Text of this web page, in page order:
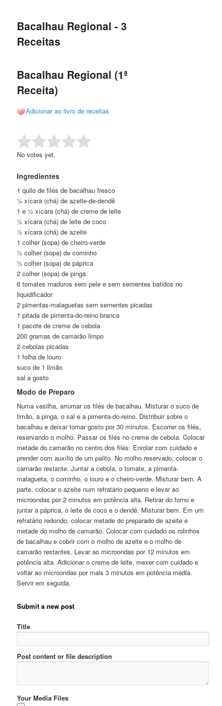
conteúdo
conteúdo
Bacalhau Regional - 3
Receitas
Bacalhau Regional (1ª
Receita)
Adicionar ao livro de receitas
Rate this item: Submit Rating
No votes yet.
Ingredientes
1 quilo de filés de bacalhau fresco
¼ xícara (chá) de azeite-de-dendê
1 e ½ xícara (chá) de creme de leite
½ xícara (chá) de leite de coco
½ xícara (chá) de azeite
1 colher (sopa) de cheiro-verde
½ colher (sopa) de cominho
½ colher (sopa) de páprica
2 colher (sopa) de pinga
6 tomates maduros sem pele e sem sementes batidos no
liquidificador
2 pimentas-malaguetas sem sementes picadas
1 pitada de pimenta-do-reino branca
1 pacote de creme de cebola
200 gramas de camarão limpo
2 cebolas picadas
1 folha de louro
suco de 1 limão
sal a gosto
Modo de Preparo
Numa vasilha, arrumar os filés de bacalhau. Misturar o suco de
limão, a pinga, o sal e a pimenta-do-reino. Distribuir sobre o
bacalhau e deixar tomar gosto por 30 minutos. Escorrer os filés,
reservando o molho. Passar os filés no creme de cebola. Colocar
metade do camarão no centro dos filés. Enrolar com cuidado e
prender com auxílio de um palito. No molho reservado, colocar o
camarão restante. Juntar a cebola, o tomate, a pimenta-
malagueta, o cominho, o louro e o cheiro-verde. Misturar bem. A
parte, colocar o azeite num refratário pequeno e levar ao
microondas por 2 minutos em potência alta. Retirar do forno e
juntar a páprica, o leite de coco e o dendê. Misturar bem. Em um
refratário redondo, colocar metade do preparado de azeite e
metade do molho de camarão. Colocar com cuidado os rolinhos
de bacalhau e cobrir com o molho de azeite e o molho de
camarão restantes. Levar ao microondas por 12 minutos em
potência alta. Adicionar o creme de leite, mexer com cuidado e
voltar ao microondas por mais 3 minutos em potência média.
Servir em seguida.
Submit a new post
Title
Post content or file description
Your Media Files